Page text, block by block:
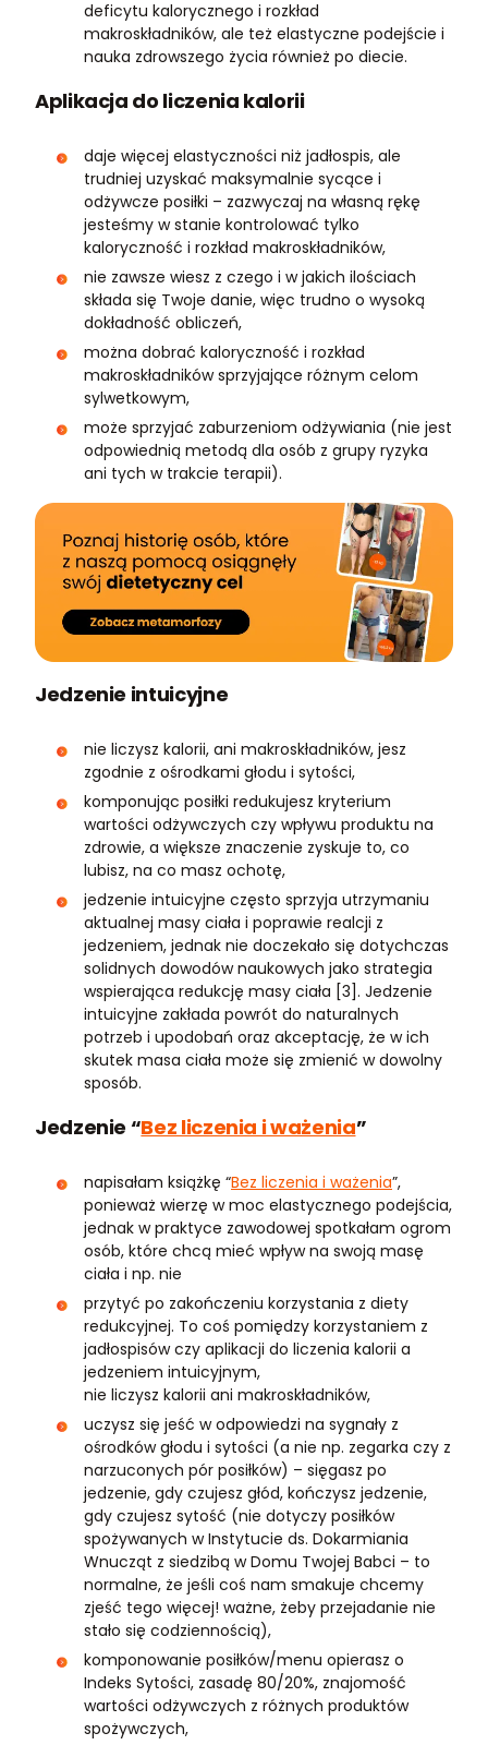
deficytu kalorycznego i rozkład
makroskładników, ale też elastyczne podejście i
nauka zdrowszego życia również po diecie.
Aplikacja do liczenia kalorii
daje więcej elastyczności niż jadłospis, ale
trudniej uzyskać maksymalnie sycące i
odżywcze posiłki – zazwyczaj na własną rękę
jesteśmy w stanie kontrolować tylko
kaloryczność i rozkład makroskładników,
nie zawsze wiesz z czego i w jakich ilościach
składa się Twoje danie, więc trudno o wysoką
dokładność obliczeń,
można dobrać kaloryczność i rozkład
makroskładników sprzyjające różnym celom
sylwetkowym,
może sprzyjać zaburzeniom odżywiania (nie jest
odpowiednią metodą dla osób z grupy ryzyka
ani tych w trakcie terapii).
Jedzenie intuicyjne
nie liczysz kalorii, ani makroskładników, jesz
zgodnie z ośrodkami głodu i sytości,
komponując posiłki redukujesz kryterium
wartości odżywczych czy wpływu produktu na
zdrowie, a większe znaczenie zyskuje to, co
lubisz, na co masz ochotę,
jedzenie intuicyjne często sprzyja utrzymaniu
aktualnej masy ciała i poprawie realcji z
jedzeniem, jednak nie doczekało się dotychczas
solidnych dowodów naukowych jako strategia
wspierająca redukcję masy ciała [3]. Jedzenie
intuicyjne zakłada powrót do naturalnych
potrzeb i upodobań oraz akceptację, że w ich
skutek masa ciała może się zmienić w dowolny
sposób.
Jedzenie “Bez liczenia i ważenia”
napisałam książkę “Bez liczenia i ważenia”,
ponieważ wierzę w moc elastycznego podejścia,
jednak w praktyce zawodowej spotkałam ogrom
osób, które chcą mieć wpływ na swoją masę
ciała i np. nie
przytyć po zakończeniu korzystania z diety
redukcyjnej. To coś pomiędzy korzystaniem z
jadłospisów czy aplikacji do liczenia kalorii a
jedzeniem intuicyjnym,
nie liczysz kalorii ani makroskładników,
uczysz się jeść w odpowiedzi na sygnały z
ośrodków głodu i sytości (a nie np. zegarka czy z
narzuconych pór posiłków) – sięgasz po
jedzenie, gdy czujesz głód, kończysz jedzenie,
gdy czujesz sytość (nie dotyczy posiłków
spożywanych w Instytucie ds. Dokarmiania
Wnucząt z siedzibą w Domu Twojej Babci – to
normalne, że jeśli coś nam smakuje chcemy
zjeść tego więcej! ważne, żeby przejadanie nie
stało się codziennością),
komponowanie posiłków/menu opierasz o
Indeks Sytości, zasadę 80/20%, znajomość
wartości odżywczych z różnych produktów
spożywczych,